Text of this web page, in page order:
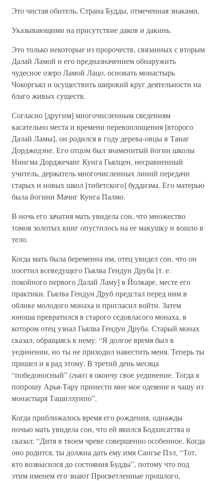
Это чистая обитель, Страна Будды, отмеченная знаками,
Указывающими на присутствие даков и дакинь.
Это только некоторые из пророчеств, связанных с вторым
Далай Ламой и его предназначением обнаружить
чудесное озеро Ламой Лацо, основать монастырь
Чокоргьял и осуществить широкий круг деятельности на
благо живых существ.
Согласно [другим] многочисленным сведениям
касательно места и времени перевоплощения [второго
Далай Ламы], он родился в году дерева-овцы в Танаг
Дорджедэне. Его отцом был знаменитый йогин школы
Нингма Дорджечанг Кунга Гьялцен, несравненный
учитель, держатель многочисленных линий передачи
старых и новых школ [тибетского] буддизма. Его матерью
была йогини Мачиг Кунга Палмо.
В ночь его зачатия мать увидела сон, что множество
томов золотых книг опустилось на ее макушку и вошло в
тело.
Когда мать была беременна им, отец увидел сон, что он
посетил всеведущего Гьялва Гендун Друба [т. е.
покойного первого Далай Ламу] в Йолкаре, месте его
практики. Гьялва Гендун Друб предстал перед ним в
облике молодого монаха и пригласил войти. Затем
юноша превратился в старого седовласого монаха, в
котором отец узнал Гьялва Гендун Друба. Старый монах
сказал, обращаясь к нему: “Я долгое время был в
уединении, но ты не приходил навестить меня. Теперь ты
пришел и я рад этому. В третий день месяца
“победоносный” (гьял) я окончу свое уединение. Тогда я
попрошу Арья-Тару принести мне мое одеяние и чашу из
монастыря Ташилхунпо”.
Когда приближалось время его рождения, однажды
ночью мать увидела сон, что ей явился Бодхисаттва и
сказал: “Дитя в твоем чреве совершенно особенное. Когда
оно родится, ты должна дать ему имя Сангье Пэл, “Тот,
кто возвысился до состояния Будды”, потому что под
этим именем его знают Просветленные прошлого,